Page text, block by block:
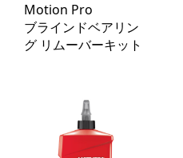
Motion Pro
ブラインドベアリン
グ リムーバーキット